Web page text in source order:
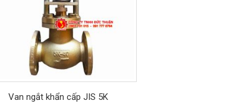
Van ngắt khẩn cấp JIS 5K